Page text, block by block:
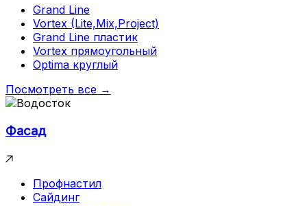
Grand Line
Vortex (Lite,Mix,Project)
Grand Line пластик
Vortex прямоугольный
Optima круглый
Посмотреть все →
Фасад
Профнастил
Сайдинг